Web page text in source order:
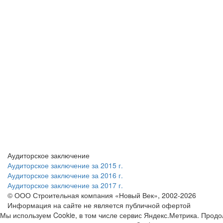
Аудиторское заключение
Аудиторское заключение за 2015 г.
Аудиторское заключение за 2016 г.
Аудиторское заключение за 2017 г.
© ООО Строительная компания «Новый Век», 2002-2026
Информация на сайте не является публичной офертой
Мы используем Cookie, в том числе сервис Яндекс.Метрика.